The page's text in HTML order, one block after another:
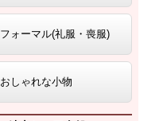
フォーマル(礼服・喪服)
おしゃれな小物